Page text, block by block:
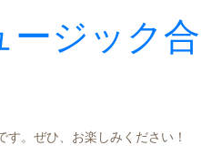
。ぜひ、お楽しみください！